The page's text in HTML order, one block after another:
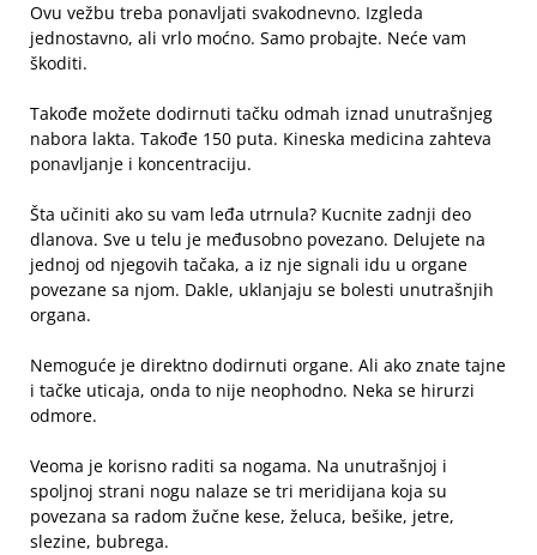
Ovu vežbu treba ponavljati svakodnevno. Izgleda
jednostavno, ali vrlo moćno. Samo probajte. Neće vam
škoditi.
Takođe možete dodirnuti tačku odmah iznad unutrašnjeg
nabora lakta. Takođe 150 puta. Kineska medicina zahteva
ponavljanje i koncentraciju.
Šta učiniti ako su vam leđa utrnula? Kucnite zadnji deo
dlanova. Sve u telu je međusobno povezano. Delujete na
jednoj od njegovih tačaka, a iz nje signali idu u organe
povezane sa njom. Dakle, uklanjaju se bolesti unutrašnjih
organa.
Nemoguće je direktno dodirnuti organe. Ali ako znate tajne
i tačke uticaja, onda to nije neophodno. Neka se hirurzi
odmore.
Veoma je korisno raditi sa nogama. Na unutrašnjoj i
spoljnoj strani nogu nalaze se tri meridijana koja su
povezana sa radom žučne kese, želuca, bešike, jetre,
slezine, bubrega.